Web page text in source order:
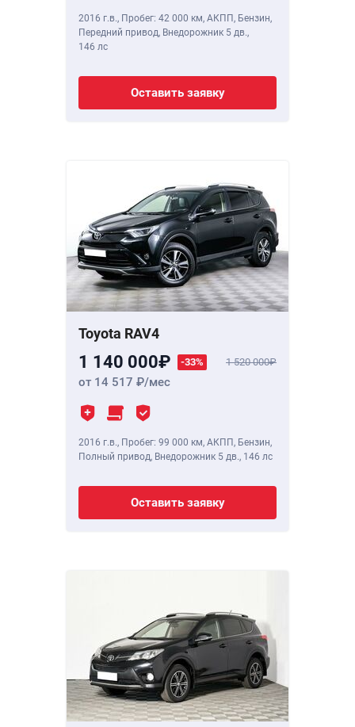
2016 г.в., Пробег: 42 000 км, АКПП, Бензин,
Передний привод, Внедорожник 5 дв.,
146 лс
Оставить заявку
Toyota RAV4
1 140 000 -33% 1 520 000
от 14 517 /мес
2016 г.в., Пробег: 99 000 км, АКПП, Бензин,
Полный привод, Внедорожник 5 дв., 146 лс
Оставить заявку